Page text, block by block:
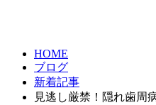
HOME
ブログ
新着記事
見逃し厳禁！隠れ歯周